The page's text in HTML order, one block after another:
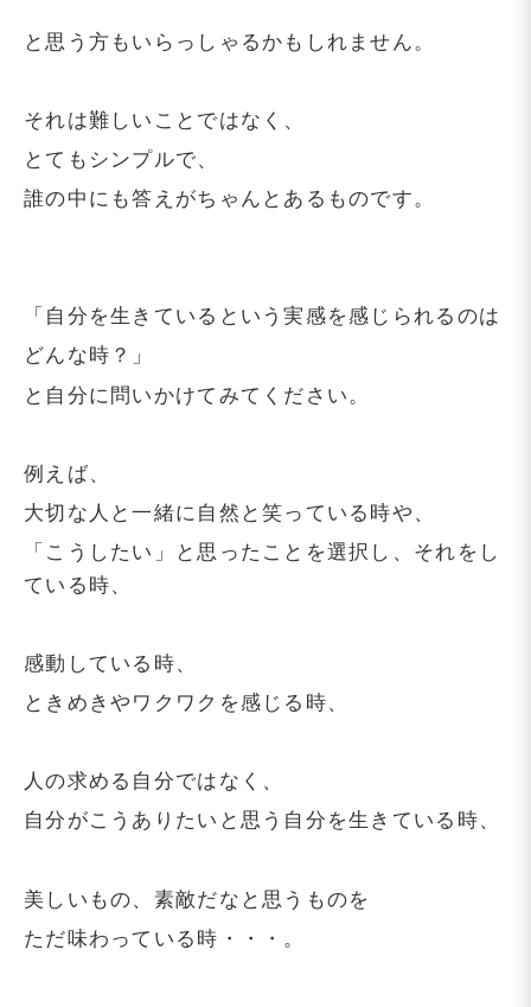
と思う方もいらっしゃるかもしれません。
それは難しいことではなく、
とてもシンプルで、
誰の中にも答えがちゃんとあるものです。
「自分を生きているという実感を感じられるのは
どんな時？」
と自分に問いかけてみてください。
例えば、
大切な人と一緒に自然と笑っている時や、
「こうしたい」と思ったことを選択し、それをし
ている時、
感動している時、
ときめきやワクワクを感じる時、
人の求める自分ではなく、
自分がこうありたいと思う自分を生きている時、
美しいもの、素敵だなと思うものを
ただ味わっている時・・・。